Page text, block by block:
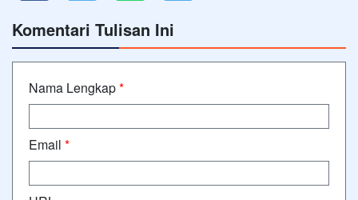
Komentari Tulisan Ini
Nama Lengkap*
Email *